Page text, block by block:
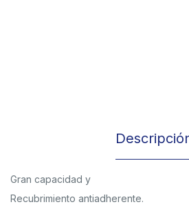
Gran capacidad y
Recubrimiento antiadherente.